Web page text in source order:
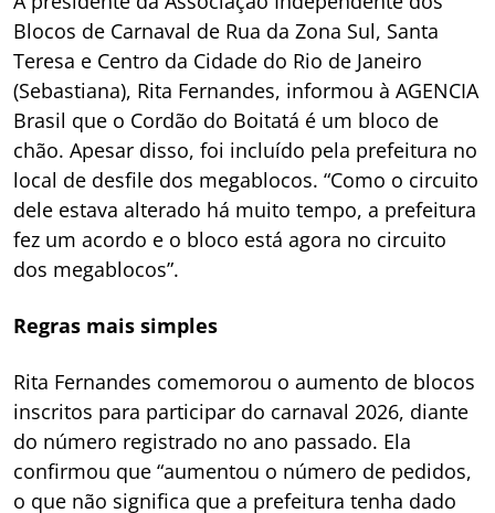
Blocos de Carnaval de Rua da Zona Sul, Santa
Teresa e Centro da Cidade do Rio de Janeiro
(Sebastiana), Rita Fernandes, informou à AGENCIA
Brasil que o Cordão do Boitatá é um bloco de
chão. Apesar disso, foi incluído pela prefeitura no
local de desfile dos megablocos. “Como o circuito
dele estava alterado há muito tempo, a prefeitura
fez um acordo e o bloco está agora no circuito
dos megablocos”.
Regras mais simples
Rita Fernandes comemorou o aumento de blocos
inscritos para participar do carnaval 2026, diante
do número registrado no ano passado. Ela
confirmou que “aumentou o número de pedidos,
o que não significa que a prefeitura tenha dado